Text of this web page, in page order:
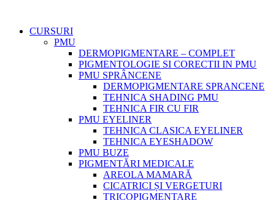
CURSURI
PMU
DERMOPIGMENTARE – COMPLET
PIGMENTOLOGIE SI CORECTII IN PMU
PMU SPRÂNCENE
DERMOPIGMENTARE SPRANCENE
TEHNICA SHADING PMU
TEHNICA FIR CU FIR
PMU EYELINER
TEHNICA CLASICA EYELINER
TEHNICA EYESHADOW
PMU BUZE
PIGMENTĂRI MEDICALE
AREOLA MAMARĂ
CICATRICI ȘI VERGETURI
TRICOPIGMENTARE